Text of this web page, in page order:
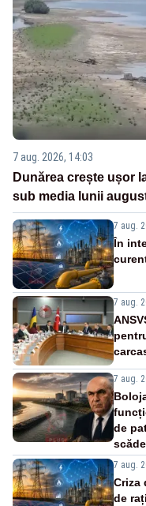
7 aug. 2026, 14:03
Dunărea crește ușor
sub media lunii
7 aug.
În
7 aug.
7 aug.
de
7 aug.
Criza
de